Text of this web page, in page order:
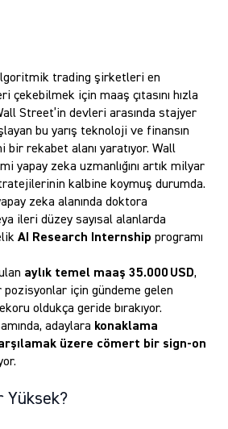
trading şirketleri en
çekebilmek için maaş çıtasını hızla
Street’in devleri arasında stajyer
bu yarış teknoloji ve finansın
bir rekabet alanı yaratıyor. Wall
yapay zeka uzmanlığını artık milyar
kalbine koymuş durumda.
zeka alanında doktora
ileri düzey sayısal alanlarda
AI Research Internship programı
aylık temel maaş 35.000 USD,
pozisyonlar için gündeme gelen
oldukça geride bırakıyor.
adaylara konaklama
üzere cömert bir sign‑on
Yüksek?